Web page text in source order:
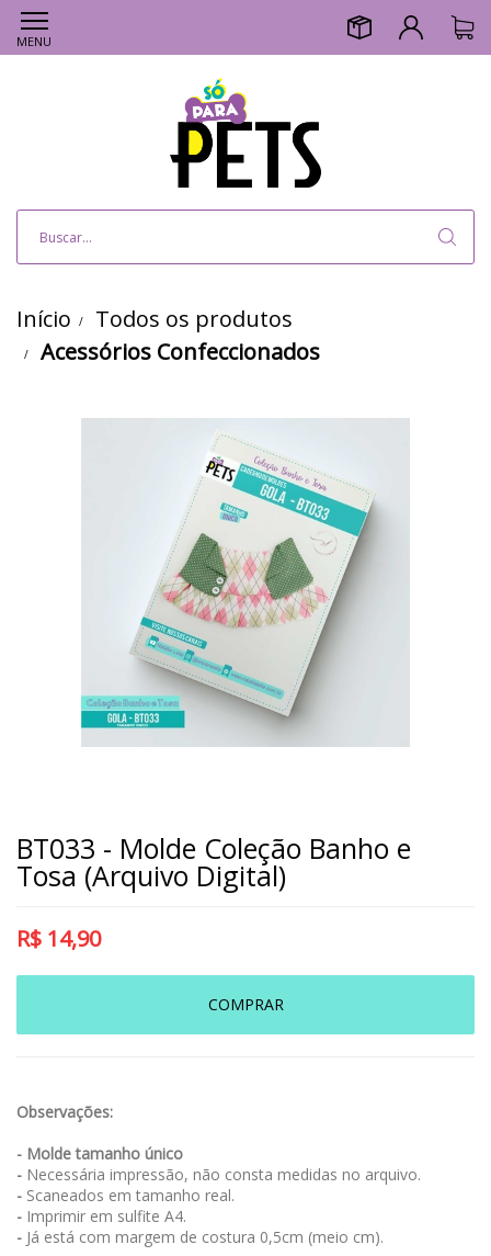
MENU
Início
Todos os produtos
Acessórios Confeccionados
BT033 - Molde Coleção Banho e
Tosa (Arquivo Digital)
R$ 14,90
COMPRAR
Observações:
- Molde tamanho único
- Necessária impressão, não consta medidas no arquivo.
- Scaneados em tamanho real.
- Imprimir em sulfite A4.
- Já está com margem de costura 0,5cm (meio cm).